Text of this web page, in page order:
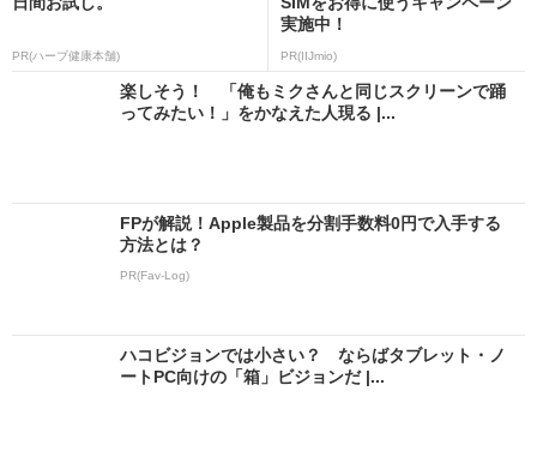
PR(ハーブ健康本舗)
実施中！
PR(IIJmio)
楽しそう！ 「俺もミクさんと同じスクリーンで踊
ってみたい！」をかなえた人現る |...
FPが解説！Apple製品を分割手数料0円で入手する
方法とは？
PR(Fav-Log)
ハコビジョンでは小さい？ ならばタブレット・ノ
ートPC向けの「箱」ビジョンだ |...